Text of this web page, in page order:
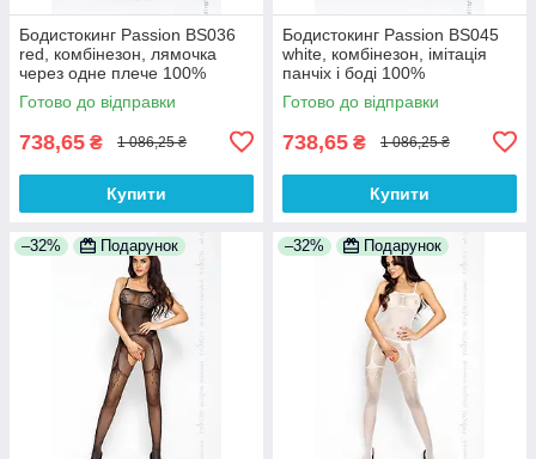
Бодистокинг Passion BS036
red, комбінезон, лямочка
через одне плече 100%
Анонімності
Готово до відправки
738,65 ₴ 1 086,25 ₴
Купити
Бодистокинг Passion BS045
white, комбінезон, імітація
панчіх і боді 100%
Анонімності
Готово до відправки
738,65 ₴ 1 086,25 ₴
Купити
–32% Подарунок –32% Подарунок